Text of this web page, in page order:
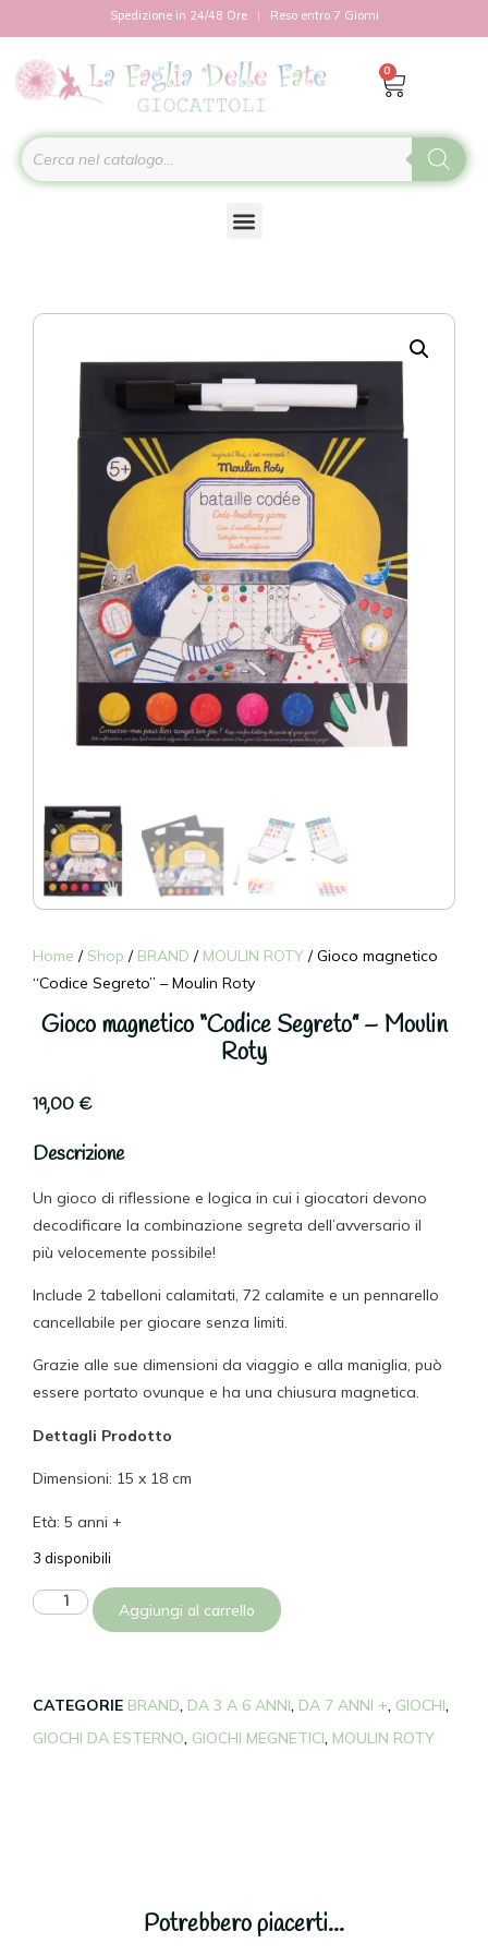
Spedizione in 24/48 Ore Reso entro 7 Giorni
0
Home / Shop / BRAND / MOULIN ROTY / Gioco magnetico
“Codice Segreto” – Moulin Roty
Gioco magnetico “Codice Segreto” – Moulin
Roty
19,00€
Descrizione
Un gioco di riflessione e logica in cui i giocatori devono
decodificare la combinazione segreta dell’avversario il
più velocemente possibile!
Include 2 tabelloni calamitati, 72 calamite e un pennarello
cancellabile per giocare senza limiti.
Grazie alle sue dimensioni da viaggio e alla maniglia, può
essere portato ovunque e ha una chiusura magnetica.
Dettagli Prodotto
Dimensioni: 15 x 18 cm
Età: 5 anni +
3 disponibili
Aggiungi al carrello
CATEGORIE BRAND, DA 3 A 6 ANNI, DA 7 ANNI +, GIOCHI,
GIOCHI DA ESTERNO, GIOCHI MEGNETICI, MOULIN ROTY
Potrebbero piacerti...